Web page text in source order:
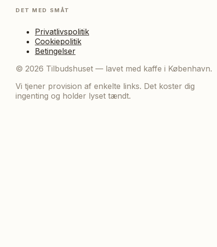
DET MED SMÅT
Privatlivspolitik
Cookiepolitik
Betingelser
© 2026 Tilbudshuset — lavet med kaffe i København.
Vi tjener provision af enkelte links. Det koster dig
ingenting og holder lyset tændt.